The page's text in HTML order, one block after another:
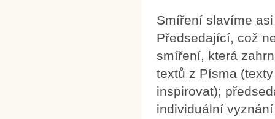
Smíření slavíme
Předsedající, což
smíření, která
textů z Písma
inspirovat);
individuální